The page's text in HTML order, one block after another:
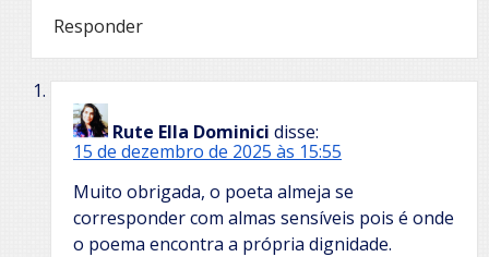
Responder
Rute Ella Dominici disse:
15 de dezembro de 2025 às 15:55
Muito obrigada, o poeta almeja se
corresponder com almas sensíveis pois é onde
o poema encontra a própria dignidade.